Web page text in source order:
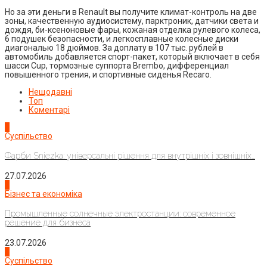
Но за эти деньги в Renault вы получите климат-контроль на две
зоны, качественную аудиосистему, парктроник, датчики света и
дождя, би-ксеноновые фары, кожаная отделка рулевого колеса,
6 подушек безопасности, и легкосплавные колесные диски
диагональю 18 дюймов. За доплату в 107 тыс. рублей в
автомобиль добавляется спорт-пакет, который включает в себя
шасси Cup, тормозные суппорта Brembo, дифференциал
повышенного трения, и спортивные сиденья Recaro.
Нещодавні
Топ
Коментарі
Суспільство
Фарби Sniezka: універсальні рішення для внутрішніх і зовнішніх...
27.07.2026
Бізнес та економіка
Промышленные солнечные электростанции: современное
решение для бизнеса
23.07.2026
Суспільство